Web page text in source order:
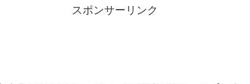
スポンサーリンク